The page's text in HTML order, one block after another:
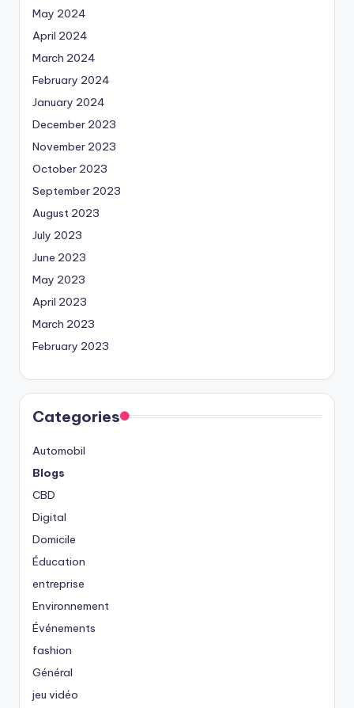
May 2024
April 2024
March 2024
February 2024
January 2024
December 2023
November 2023
October 2023
September 2023
August 2023
July 2023
June 2023
May 2023
April 2023
March 2023
February 2023
Categories
Automobil
Blogs
CBD
Digital
Domicile
Éducation
entreprise
Environnement
Événements
fashion
Général
jeu vidéo